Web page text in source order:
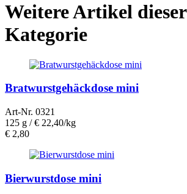
Weitere Artikel dieser
Kategorie
Bratwurstgehäckdose mini
Art-Nr. 0321
125 g /€ 22,40/kg
€ 2,80
Bierwurstdose mini